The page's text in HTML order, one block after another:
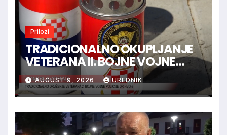
Prilozi
TRADICIONALNO OKUPLJANJE
VETERANA II. BOJNE VOJNE
POLICIJE HVO-a -
TOMISLAVGRAD
AUGUST 9, 2026 UREDNIK